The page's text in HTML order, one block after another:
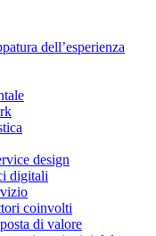
dell’esperienza
design
digitali
coinvolti
di valore